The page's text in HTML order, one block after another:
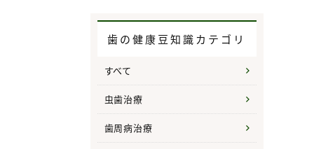
歯の健康豆知識カテゴリ
すべて
虫歯治療
歯周病治療